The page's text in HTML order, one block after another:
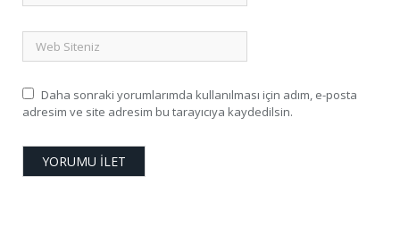
Daha sonraki yorumlarımda kullanılması için adım, e-posta
adresim ve site adresim bu tarayıcıya kaydedilsin.